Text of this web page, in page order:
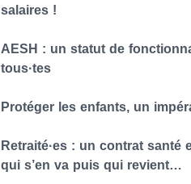
salaires !
AESH : un statut de
tous·tes
Protéger les enfants, un
Retraité·es : un contrat santé
qui s’en va puis qui revient…